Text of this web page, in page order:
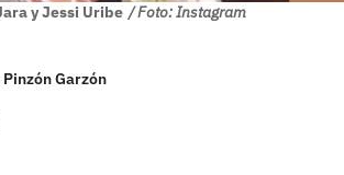
y Jessi Uribe / Foto: Instagram
Garzón